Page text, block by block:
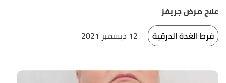
علاج مرض جريفز
فرط الغدة الدرقية
12 ديسمبر 2021